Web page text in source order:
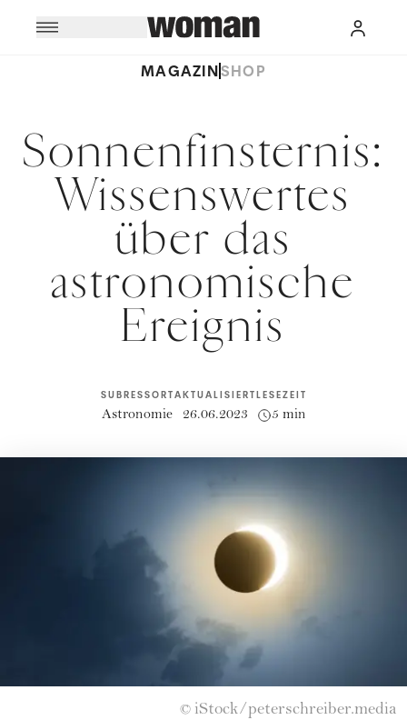
MAGAZINSHOP
Sonnenfinsternis:
Wissenswertes
über das
astronomische
Ereignis
SUBRESSORT
Astronomie
AKTUALISIERT
26.06.2023
LESEZEIT
5 min
© iStock/peterschreiber.media